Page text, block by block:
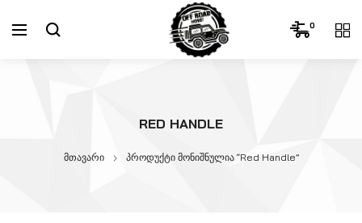
0
RED HANDLE
მთავარი პროდუქტი მონიშნულია “Red Handle”